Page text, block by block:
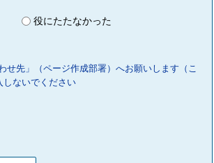
役にたたなかった
せ先」（ページ作成部署）へお願いします（こ
しないでください